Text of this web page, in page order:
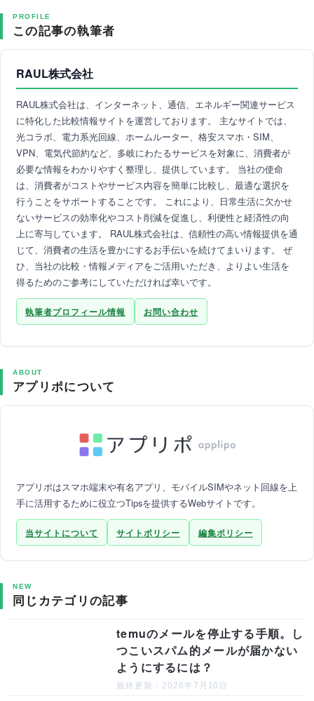
PROFILE
この記事の執筆者
RAUL株式会社
RAUL株式会社は、インターネット、通信、エネルギー関連サービス
に特化した比較情報サイトを運営しております。 主なサイトでは、
光コラボ、電力系光回線、ホームルーター、格安スマホ・SIM、
VPN、電気代節約など、多岐にわたるサービスを対象に、消費者が
必要な情報をわかりやすく整理し、提供しています。 当社の使命
は、消費者がコストやサービス内容を簡単に比較し、最適な選択を
行うことをサポートすることです。 これにより、日常生活に欠かせ
ないサービスの効率化やコスト削減を促進し、利便性と経済性の向
上に寄与しています。 RAUL株式会社は、信頼性の高い情報提供を通
じて、消費者の生活を豊かにするお手伝いを続けてまいります。 ぜ
ひ、当社の比較・情報メディアをご活用いただき、よりよい生活を
得るためのご参考にしていただければ幸いです。
執筆者プロフィール情報 お問い合わせ
ABOUT
アプリポについて
アプリポはスマホ端末や有名アプリ、モバイルSIMやネット回線を上
手に活用するために役立つTipsを提供するWebサイトです。
当サイトについて サイトポリシー 編集ポリシー
NEW
同じカテゴリの記事
temuのメールを停止する手順。し
つこいスパム的メールが届かない
ようにするには？
最終更新：2026年7月10日